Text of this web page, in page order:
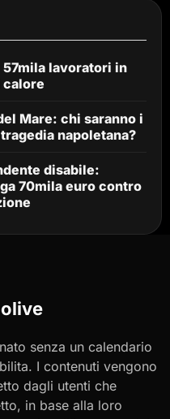
lavoratori in
calore
Mare: chi saranno i
napoletana?
disabile:
70mila euro contro
senza un calendario
I contenuti vengono
dagli utenti che
in base alla loro